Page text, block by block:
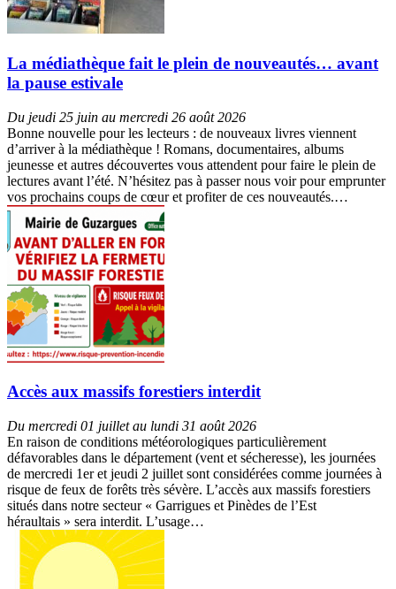
La médiathèque fait le plein de nouveautés… avant
la pause estivale
Du jeudi 25 juin au mercredi 26 août 2026
Bonne nouvelle pour les lecteurs : de nouveaux livres viennent
d’arriver à la médiathèque ! Romans, documentaires, albums
jeunesse et autres découvertes vous attendent pour faire le plein de
lectures avant l’été. N’hésitez pas à passer nous voir pour emprunter
vos prochains coups de cœur et profiter de ces nouveautés.…
Accès aux massifs forestiers interdit
Du mercredi 01 juillet au lundi 31 août 2026
En raison de conditions météorologiques particulièrement
défavorables dans le département (vent et sécheresse), les journées
de mercredi 1er et jeudi 2 juillet sont considérées comme journées à
risque de feux de forêts très sévère. L’accès aux massifs forestiers
situés dans notre secteur « Garrigues et Pinèdes de l’Est
héraultais » sera interdit. L’usage…